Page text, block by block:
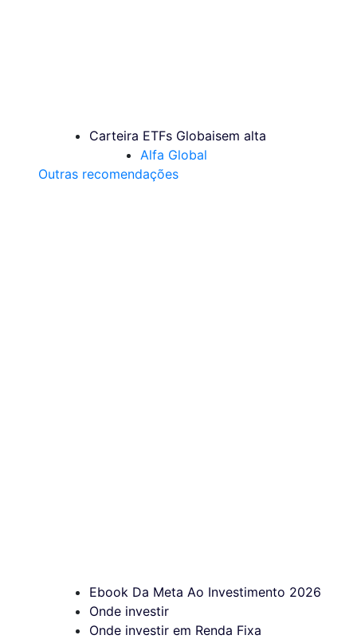
Carteira ETFs Globaisem alta
Alfa Global
Outras recomendações
Ebook Da Meta Ao Investimento 2026
Onde investir
Onde investir em Renda Fixa